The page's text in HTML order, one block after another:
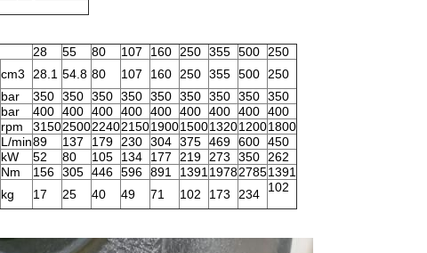
28 55 80 107 160 250 355 500
250
cm3 28.1 54.8 80 107 160 250 355 500
250
bar 350 350 350 350 350 350 350 350 350
bar 400 400 400 400 400 400 400 400 400
rpm 315025002240215019001500132012001800
L/min89 137 179 230 304 375 469 600 450
kW 52 80 105 134 177 219 273 350
262
Nm 156 305 446 596 891 1391 197827851391
kg 17 25 40 49 71 102 173 234 102